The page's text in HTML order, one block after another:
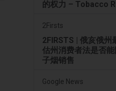
的权力 – Tobacco
2Firsts
2FIRSTS | 俄亥俄州
估州消费者法是否
子烟销售
Google News